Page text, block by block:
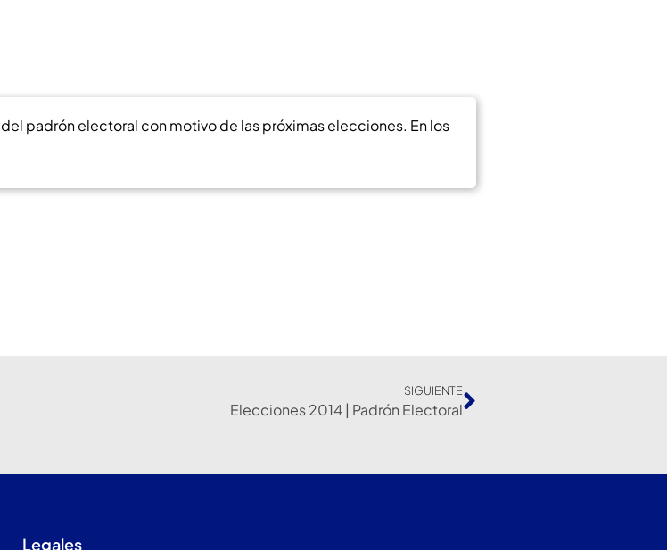
padrón electoral con motivo de las próximas elecciones. En los
SIGUIENTE
Elecciones 2014 | Padrón Electoral
Legales